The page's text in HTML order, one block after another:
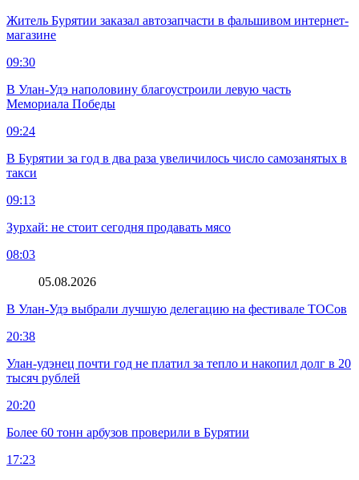
Житель Бурятии заказал автозапчасти в фальшивом интернет-
магазине
09:30
В Улан-Удэ наполовину благоустроили левую часть
Мемориала Победы
09:24
В Бурятии за год в два раза увеличилось число самозанятых в
такси
09:13
Зурхай: не стоит сегодня продавать мясо
08:03
05.08.2026
В Улан-Удэ выбрали лучшую делегацию на фестивале ТОСов
20:38
Улан-удэнец почти год не платил за тепло и накопил долг в 20
тысяч рублей
20:20
Более 60 тонн арбузов проверили в Бурятии
17:23